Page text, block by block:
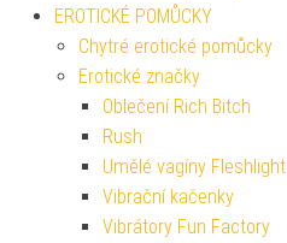
EROTICKÉ POMŮCKY
Chytré erotické pomůcky
Erotické značky
Oblečení Rich Bitch
Rush
Umělé vagíny Fleshlight
Vibrační kačenky
Vibrátory Fun Factory